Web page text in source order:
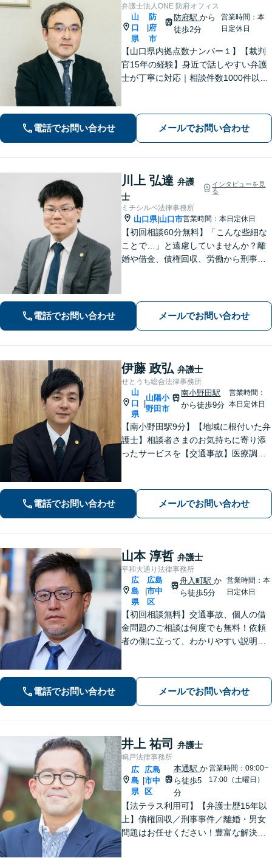
弁護士法人ONE 防府オフィス
山
口
県
防
府
市
防府駅から
徒歩2分
営業時間：本
日定休日
【山口県内拠点数ナンバー１】【裁判
官15年の経験】身近で話しやすい弁護
士が丁寧に対応｜相談件数1000件以上
心してお任せください。【夜間対応】
電話でお問い合わせ メールでお問い合わせ
川上 弘達 弁護
士
インタビューを見
る
ミチシルベ法律事務所
山口県| 山口市営業時間：本日定休日
【初回相談60分無料】「こんな些細な
ことで…」と遠慮していませんか？離
婚や借金、債権回収、労働から刑事事
心誠意お伺いいたします。気軽にご相
談ください
電話でお問い合わせ メールでお問い合わせ
伊藤 政弘 弁護士
せとうち総合法律事務所
山
口
県
山陽小
野田市
南小野田駅
から徒歩9分
営業時間：
本日定休日
【南小野田駅9分】【地域に根付いた弁
護士】相談者さまのお気持ちに寄り添
ったサービスを【交通事故】医療調査
実調査と判例をリサーチし、不公平感
のない相続を実現【WEB面談】
電話でお問い合わせ メールでお問い合わせ
山本 淳哲 弁護士
平和大通り法律事務所
広
島
県
広島
市中
区
舟入町駅 か
ら徒歩5分
営業時間：本
日定休日
【初回相談無料】交通事故、個人の借
金問題のご相談は何度でも無料！依頼
者の側に立って、わかりやすい説明を
軽にご相談ください【WEB面談可】
【広島電鉄舟入町駅・土橋駅徒歩5分】
電話でお問い合わせ メールでお問い合わせ
井上 祐司 弁護士
鳴戸法律事務所
広
島
県
|
広島
市中
区
本通駅 か
ら徒歩5
分
営業時間：09:00~
17:00（土曜日）
【法テラス利用可】【弁護士歴15年以
上】債権回収／刑事事件／離婚・男女
問題はお任せください！豊富な解決実